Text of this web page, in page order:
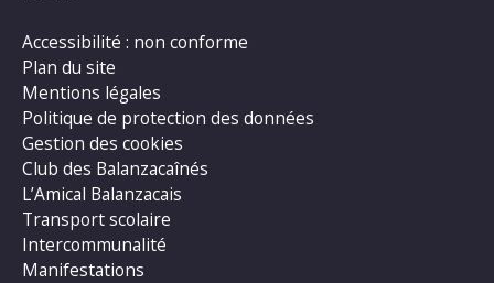
Accessibilité : non conforme
Plan du site
Mentions légales
Politique de protection des données
Gestion des cookies
Club des Balanzacaînés
L’Amical Balanzacais
Transport scolaire
Intercommunalité
Manifestations